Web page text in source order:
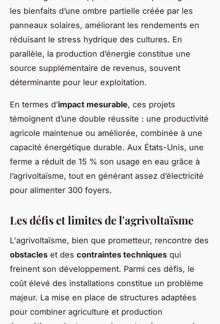
les bienfaits d’une ombre partielle créée par les
panneaux solaires, améliorant les rendements en
réduisant le stress hydrique des cultures. En
parallèle, la production d’énergie constitue une
source supplémentaire de revenus, souvent
déterminante pour leur exploitation.
En termes d’impact mesurable, ces projets
témoignent d’une double réussite : une productivité
agricole maintenue ou améliorée, combinée à une
capacité énergétique durable. Aux États-Unis, une
ferme a réduit de 15 % son usage en eau grâce à
l’agrivoltaïsme, tout en générant assez d’électricité
pour alimenter 300 foyers.
Les défis et limites de l'agrivoltaïsme
L'agrivoltaïsme, bien que prometteur, rencontre des
obstacles et des contraintes techniques qui
freinent son développement. Parmi ces défis, le
coût élevé des installations constitue un problème
majeur. La mise en place de structures adaptées
pour combiner agriculture et production